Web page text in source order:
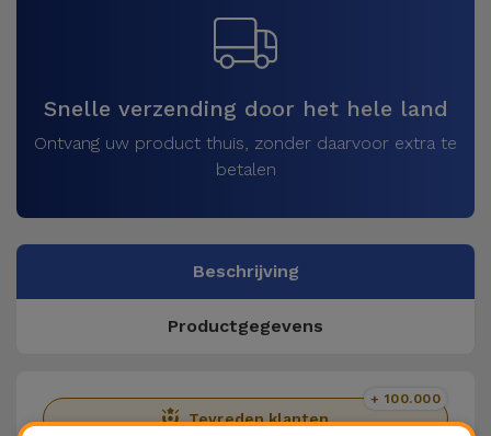
Snelle verzending door het hele land
Ontvang uw product thuis, zonder daarvoor extra te
betalen
Beschrijving
Productgegevens
Tevreden klanten
+ 100.000